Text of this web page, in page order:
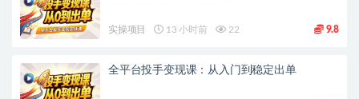
实操项目 13 小时前 22 9.8
全平台投手变现课：从入门到稳定出单